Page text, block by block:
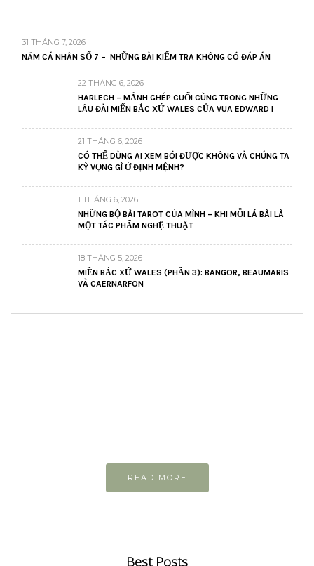
31 THÁNG 7, 2026
NĂM CÁ NHÂN SỐ 7 – NHỮNG BÀI KIỂM TRA KHÔNG CÓ ĐÁP ÁN
22 THÁNG 6, 2026
HARLECH – MẢNH GHÉP CUỐI CÙNG TRONG NHỮNG
LÂU ĐÀI MIẾN BẮC XỨ WALES CỦA VUA EDWARD I
21 THÁNG 6, 2026
CÓ THỂ DÙNG AI XEM BÓI ĐƯỢC KHÔNG VÀ CHÚNG TA
KỲ VỌNG GÌ Ở ĐỊNH MỆNH?
1 THÁNG 6, 2026
NHỮNG BỘ BÀI TAROT CỦA MÌNH – KHI MỖI LÁ BÀI LÀ
MỘT TÁC PHẨM NGHỆ THUẬT
18 THÁNG 5, 2026
MIỀN BẮC XỨ WALES (PHẦN 3): BANGOR, BEAUMARIS
VÀ CAERNARFON
READ MORE
Best Posts